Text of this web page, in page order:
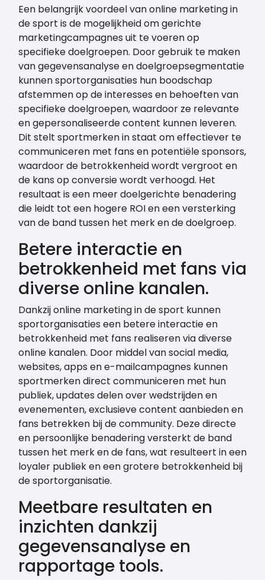
Een belangrijk voordeel van online marketing in
de sport is de mogelijkheid om gerichte
marketingcampagnes uit te voeren op
specifieke doelgroepen. Door gebruik te maken
van gegevensanalyse en doelgroepsegmentatie
kunnen sportorganisaties hun boodschap
afstemmen op de interesses en behoeften van
specifieke doelgroepen, waardoor ze relevante
en gepersonaliseerde content kunnen leveren.
Dit stelt sportmerken in staat om effectiever te
communiceren met fans en potentiële sponsors,
waardoor de betrokkenheid wordt vergroot en
de kans op conversie wordt verhoogd. Het
resultaat is een meer doelgerichte benadering
die leidt tot een hogere ROI en een versterking
van de band tussen het merk en de doelgroep.
Betere interactie en
betrokkenheid met fans via
diverse online kanalen.
Dankzij online marketing in de sport kunnen
sportorganisaties een betere interactie en
betrokkenheid met fans realiseren via diverse
online kanalen. Door middel van social media,
websites, apps en e-mailcampagnes kunnen
sportmerken direct communiceren met hun
publiek, updates delen over wedstrijden en
evenementen, exclusieve content aanbieden en
fans betrekken bij de community. Deze directe
en persoonlijke benadering versterkt de band
tussen het merk en de fans, wat resulteert in een
loyaler publiek en een grotere betrokkenheid bij
de sportorganisatie.
Meetbare resultaten en
inzichten dankzij
gegevensanalyse en
rapportage tools.